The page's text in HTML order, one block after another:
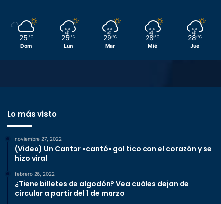
25 ℃
Dom
25 ℃
Lun
29 ℃
Mar
28 ℃
Mié
28 ℃
Jue
Lo más visto
noviembre 27, 2022
(Video) Un Cantor «cantó» gol tico con el corazón y se
hizo viral
febrero 26, 2022
¿Tiene billetes de algodón? Vea cuáles dejan de
circular a partir del 1 de marzo